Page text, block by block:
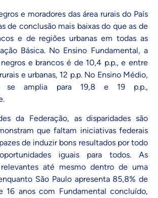
e moradores das área rurais do País
de conclusão mais baixas do que as de
e de regiões urbanas em todas as
Básica. No Ensino Fundamental, a
e brancos é de 10,4 p.p., e entre
e urbanas, 12 p.p. No Ensino Médio,
se amplia para 19,8 e 19 p.p.,
da Federação, as disparidades são
que faltam iniciativas federais
de induzir bons resultados por todo
iguais para todos. As
até mesmo dentro de uma
São Paulo apresenta 85,8% de
16 anos com Fundamental concluído,